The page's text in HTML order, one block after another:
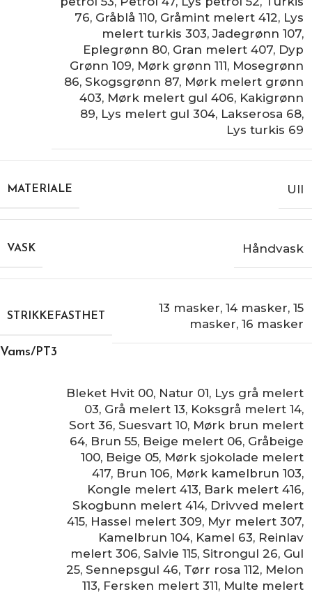
76, Gråblå 110, Gråmint melert 412, Lys
melert turkis 303,Jadegrønn 107,
Eplegrønn 80, Gran melert 407, Dyp
Grønn 109, Mørk grønn 111, Mosegrønn
86, Skogsgrønn 87, Mørk melert grønn
403, Mørk melert gul 406, Kakigrønn
89, Lys melert gul 304, Lakserosa 68,
Lys turkis 69
MATERIALE Ull
VASK Håndvask
STRIKKEFASTHET
13 masker, 14 masker, 15
masker, 16 masker
Vams/PT3
Bleket Hvit 00, Natur 01, Lys grå melert
03, Grå melert 13, Koksgrå melert 14,
Sort 36, Suesvart 10, Mørk brun melert
64, Brun 55, Beige melert 06, Gråbeige
100, Beige 05, Mørk sjokolade melert
417, Brun 106, Mørk kamelbrun 103,
Kongle melert 413, Bark melert 416,
Skogbunn melert 414, Drivved melert
415, Hassel melert 309, Myr melert 307,
Kamelbrun 104, Kamel 63, Reinlav
melert 306, Salvie 115, Sitrongul 26, Gul
25, Sennepsgul 46, Tørr rosa 112, Melon
113, Fersken melert 311, Multe melert